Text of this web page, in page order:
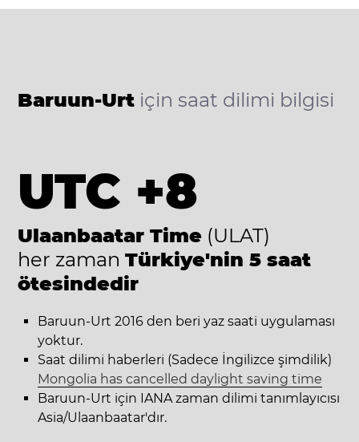
Baruun-Urt için saat dilimi bilgisi
UTC +8
Ulaanbaatar Time (ULAT)
her zaman Türkiye'nin 5 saat
ötesindedir
Baruun-Urt 2016 den beri yaz saati uygulaması
yoktur.
Saat dilimi haberleri (Sadece İngilizce şimdilik)
Mongolia has cancelled daylight saving time
Baruun-Urt için IANA zaman dilimi tanımlayıcısı
Asia/Ulaanbaatar'dır.